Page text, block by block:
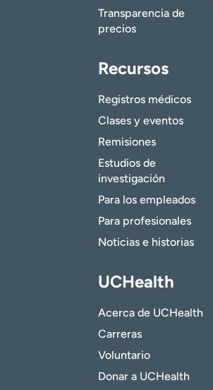
Transparencia de
precios
Recursos
Registros médicos
Clases y eventos
Remisiones
Estudios de
investigación
Para los empleados
Para profesionales
Noticias e historias
UCHealth
Acerca de UCHealth
Carreras
Voluntario
Donar a UCHealth